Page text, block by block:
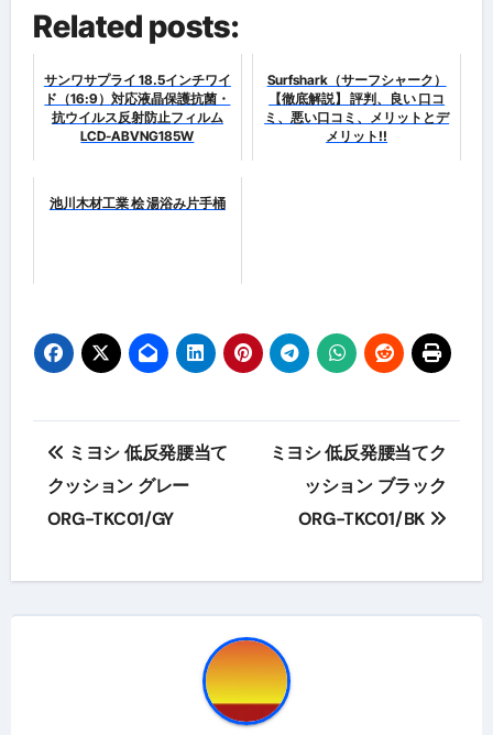
Related posts:
サンワサプライ 18.5インチワイ
ド（16:9）対応液晶保護抗菌・
抗ウイルス反射防止フィルム
LCD-ABVNG185W
Surfshark（サーフシャーク）
【徹底解説】 評判、良い 口コ
ミ、悪い口コミ、メリットとデ
メリット!!
池川木材工業 桧 湯浴み片手桶
投
稿
ナ
ビ
ゲ
ミヨシ 低反発腰当て
クッション グレー
ORG-TKC01/GY
ミヨシ 低反発腰当てク
ッション ブラック
ORG-TKC01/BK